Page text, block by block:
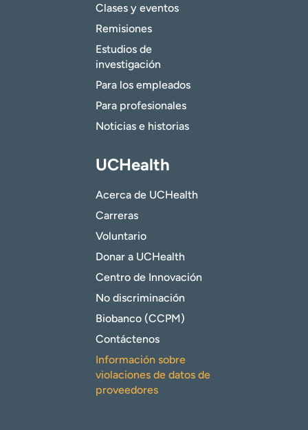
Clases y eventos
Remisiones
Estudios de
investigación
Para los empleados
Para profesionales
Noticias e historias
UCHealth
Acerca de UCHealth
Carreras
Voluntario
Donar a UCHealth
Centro de Innovación
No discriminación
Biobanco (CCPM)
Contáctenos
Información sobre
violaciones de datos de
proveedores